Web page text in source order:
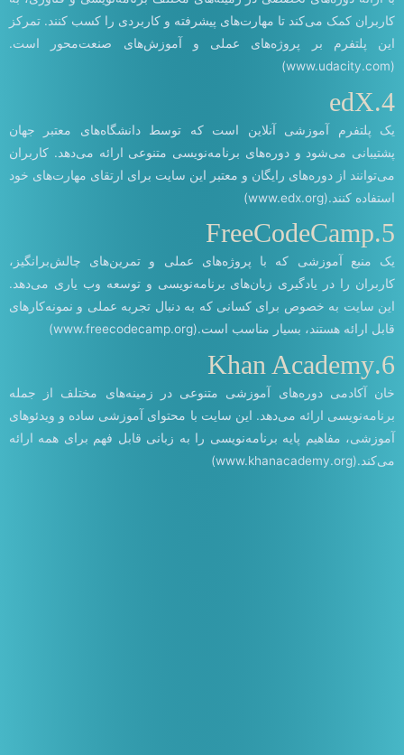
کاربران کمک می‌کند تا مهارت‌های پیشرفته و کاربردی را کسب کنند. تمرکز
این پلتفرم بر پروژه‌های عملی و آموزش‌های صنعت‌محور است.
(www.udacity.com)
4.edX
یک پلتفرم آموزشی آنلاین است که توسط دانشگاه‌های معتبر جهان
پشتیبانی می‌شود و دوره‌های برنامه‌نویسی متنوعی ارائه می‌دهد. کاربران
می‌توانند از دوره‌های رایگان و معتبر این سایت برای ارتقای مهارت‌های خود
استفاده کنند.(www.edx.org)
5.FreeCodeCamp
یک منبع آموزشی که با پروژه‌های عملی و تمرین‌های چالش‌برانگیز،
کاربران را در یادگیری زبان‌های برنامه‌نویسی و توسعه وب یاری می‌دهد.
این سایت به خصوص برای کسانی که به دنبال تجربه عملی و نمونه‌کارهای
قابل ارائه هستند، بسیار مناسب است.(www.freecodecamp.org)
6.Khan Academy
خان آکادمی دوره‌های آموزشی متنوعی در زمینه‌های مختلف از جمله
برنامه‌نویسی ارائه می‌دهد. این سایت با محتوای آموزشی ساده و ویدئوهای
آموزشی، مفاهیم پایه برنامه‌نویسی را به زبانی قابل فهم برای همه ارائه
می‌کند.(www.khanacademy.org)